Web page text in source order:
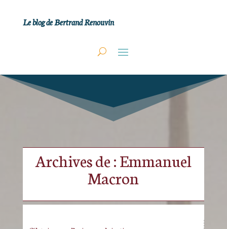
Le blog de Bertrand Renouvin
Archives de : Emmanuel
Macron